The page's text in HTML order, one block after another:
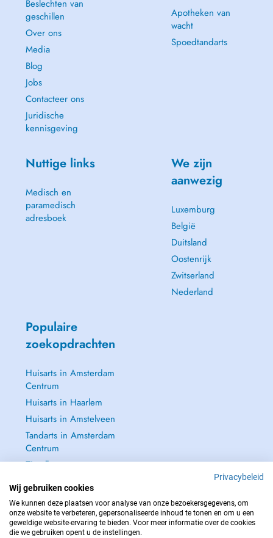
Beslechten van
geschillen
Over ons
Media
Blog
Jobs
Contacteer ons
Juridische
kennisgeving
Apotheken van
wacht
Spoedtandarts
Nuttige links
Medisch en
paramedisch
adresboek
We zijn
aanwezig
Luxemburg
België
Duitsland
Oostenrijk
Zwitserland
Nederland
Populaire
zoekopdrachten
Huisarts in Amsterdam
Centrum
Huisarts in Haarlem
Huisarts in Amstelveen
Tandarts in Amsterdam
Centrum
Zie alle →
NEEM IN GEVAL VAN NOOD CONTACT OP MET : 112
Privacybeleid
Wij gebruiken cookies
We kunnen deze plaatsen voor analyse van onze bezoekersgegevens, om
onze website te verbeteren, gepersonaliseerde inhoud te tonen en om u een
geweldige website-ervaring te bieden. Voor meer informatie over de cookies
die we gebruiken opent u de instellingen.